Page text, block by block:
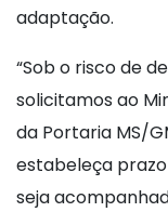
adaptação.
“Sob o risco de
solicitamos ao
da Portaria MS/
estabeleça
seja